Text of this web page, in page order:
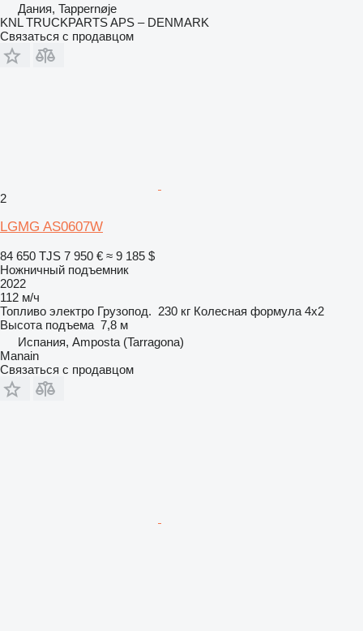
Дания, Tappernøje
KNL TRUCKPARTS APS – DENMARK
Связаться с продавцом
2
LGMG AS0607W
84 650 TJS 7 950 € ≈ 9 185 $
Ножничный подъемник
2022
112 м/ч
Топливо электро Грузопод. 230 кг Колесная формула 4x2
Высота подъема 7,8 м
Испания, Amposta (Tarragona)
Manain
Связаться с продавцом